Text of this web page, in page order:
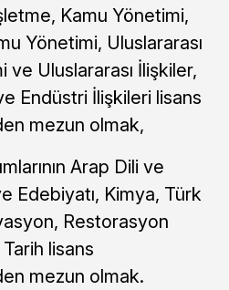
Kamu Yönetimi,
Yönetimi, Uluslararası
ve Uluslararası İlişkiler,
Endüstri İlişkileri lisans
mezun olmak,
Arap Dili ve
Edebiyatı, Kimya, Türk
Restorasyon
lisans
mezun olmak.